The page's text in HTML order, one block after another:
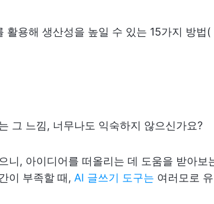
활용해 생산성을 높일 수 있는 15가지 방법(
그 느낌, 너무나도 익숙하지 않으신가요?
니, 아이디어를 떠올리는 데 도움을 받아보
이 부족할 때, AI 글쓰기 도구는 여러모로